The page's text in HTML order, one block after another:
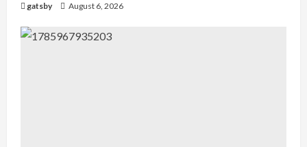
gatsby August 6, 2026